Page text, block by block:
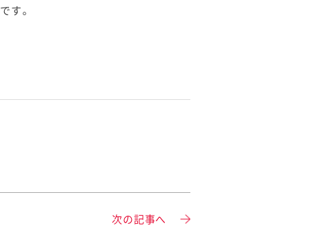
す。
次の記事へ